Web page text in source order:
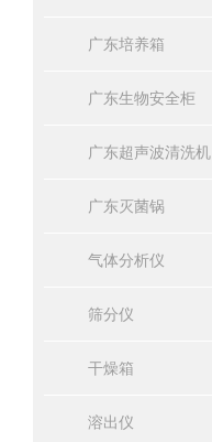
广东培养箱
广东生物安全柜
广东超声波清洗机
广东灭菌锅
气体分析仪
筛分仪
干燥箱
溶出仪